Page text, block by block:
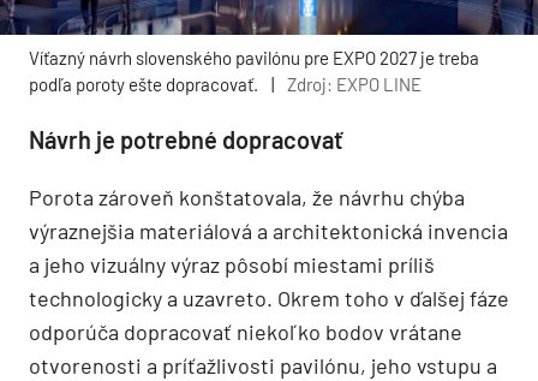
Víťazný návrh slovenského pavilónu pre EXPO 2027 je treba
podľa poroty ešte dopracovať.
Zdroj: EXPO LINE
Návrh je potrebné dopracovať
Porota zároveň konštatovala, že návrhu chýba
výraznejšia materiálová a architektonická invencia
a jeho vizuálny výraz pôsobí miestami príliš
technologicky a uzavreto. Okrem toho v ďalšej fáze
odporúča dopracovať niekoľko bodov vrátane
otvorenosti a príťažlivosti pavilónu, jeho vstupu a